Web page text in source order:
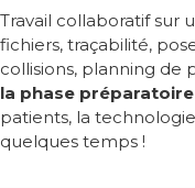
Travail collaboratif sur
fichiers, traçabilité,
collisions, planning de
la phase préparatoire
patients, la
quelques temps !